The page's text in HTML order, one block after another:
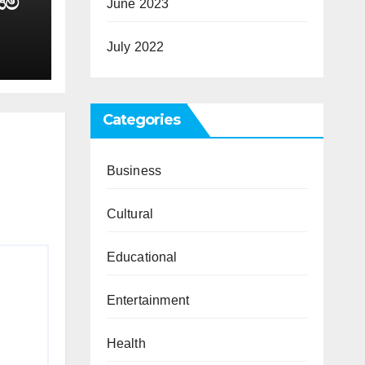
June 2023
July 2022
Categories
Business
Cultural
Educational
Entertainment
Health